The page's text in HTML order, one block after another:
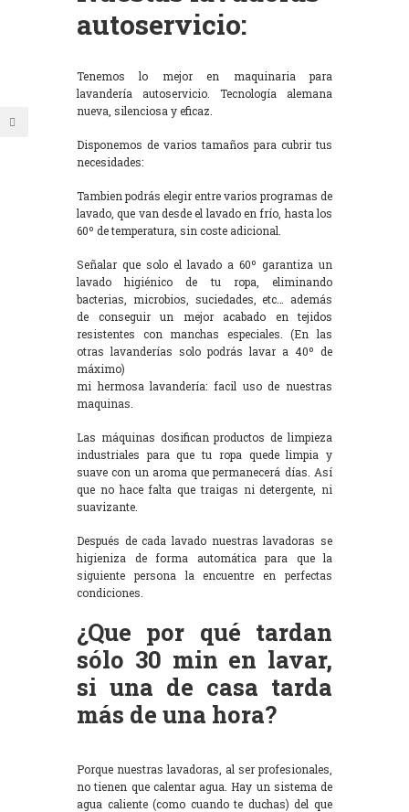
autoservicio:
Tenemos lo mejor en maquinaria para
lavandería autoservicio. Tecnología alemana
nueva, silenciosa y eficaz.
Disponemos de varios tamaños para cubrir tus
necesidades:
Tambien podrás elegir entre varios programas de
lavado, que van desde el lavado en frío, hasta los
60º de temperatura, sin coste adicional.
Señalar que solo el lavado a 60º garantiza un
lavado higiénico de tu ropa, eliminando
bacterias, microbios, suciedades, etc… además
de conseguir un mejor acabado en tejidos
resistentes con manchas especiales. (En las
otras lavanderías solo podrás lavar a 40º de
máximo)
mi hermosa lavandería: facil uso de nuestras
maquinas.
Las máquinas dosifican productos de limpieza
industriales para que tu ropa quede limpia y
suave con un aroma que permanecerá días. Así
que no hace falta que traigas ni detergente, ni
suavizante.
Después de cada lavado nuestras lavadoras se
higieniza de forma automática para que la
siguiente persona la encuentre en perfectas
condiciones.
¿Que por qué tardan
sólo 30 min en lavar,
si una de casa tarda
más de una hora?
Porque nuestras lavadoras, al ser profesionales,
no tienen que calentar agua. Hay un sistema de
agua caliente (como cuando te duchas) del que